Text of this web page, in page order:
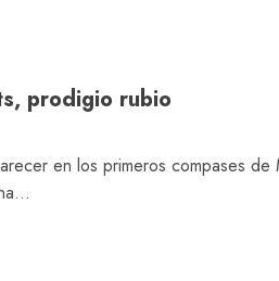
prodigio rubio
en los primeros compases